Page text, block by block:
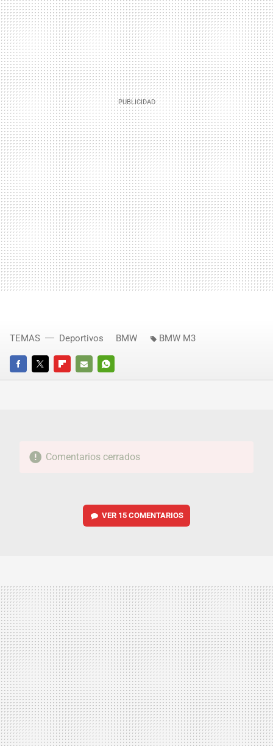
FACEBOOKTWITTERFLIPBOARD
E-
WHATSAPP
TEMAS Deportivos BMW BMW M3
Comentarios cerrados
VER 15 COMENTARIOS